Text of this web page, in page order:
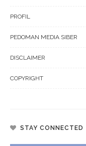
PROFIL
PEDOMAN MEDIA SIBER
DISCLAIMER
COPYRIGHT
STAY CONNECTED